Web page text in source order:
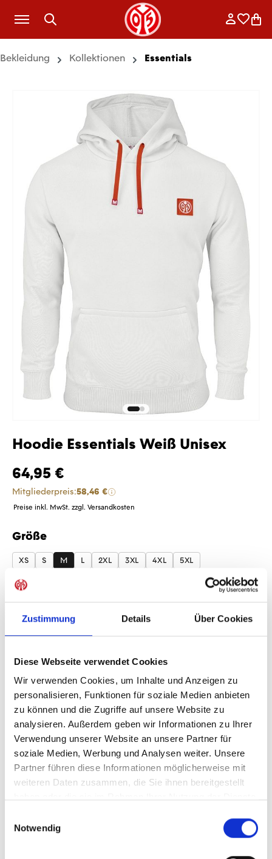
Zustimmung Details Über Cookies
Diese Webseite verwendet Cookies
Wir verwenden Cookies, um Inhalte und Anzeigen zu
personalisieren, Funktionen für soziale Medien anbieten
zu können und die Zugriffe auf unsere Website zu
analysieren. Außerdem geben wir Informationen zu Ihrer
Verwendung unserer Website an unsere Partner für
soziale Medien, Werbung und Analysen weiter. Unsere
Partner führen diese Informationen möglicherweise mit
weiteren Daten zusammen, die Sie ihnen bereitgestellt
Notwendig
Zum Hauptinhalt springen
Bekleidung Kollektionen Essentials
Hoodie Essentials Weiß Unisex
64,95 €
Mitgliederpreis:58,46 €
Preise inkl. MwSt. zzgl. Versandkosten
Größe
auswählen
XS S M L 2XL 3XL 4XL 5XL
Produkt Anzahl: Gib den gewünschten
Anzahl
Sofort verfügbar, Lieferzeit: 1-3 Tage
IN DEN WARENKORB
Produktdetails